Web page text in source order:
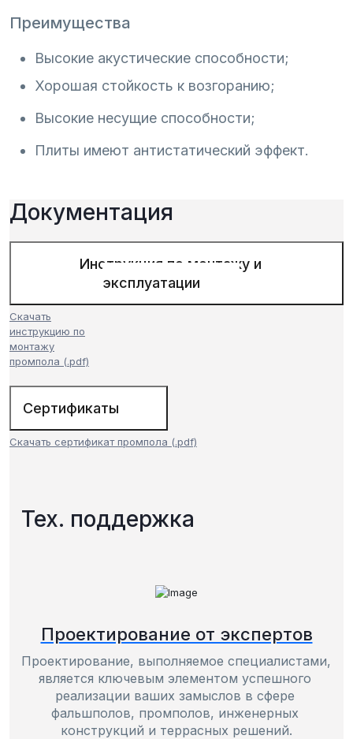
Преимущества
Высокие акустические способности;
Хорошая стойкость к возгоранию;
Высокие несущие способности;
Плиты имеют антистатический эффект.
Документация
Инструкция по монтажу и
эксплуатации
Скачать
инструкцию по
монтажу
промпола (.pdf)
Сертификаты
Скачать сертификат промпола (.pdf)
Тех. поддержка
Проектирование от экспертов
Проектирование, выполняемое специалистами,
является ключевым элементом успешного
реализации ваших замыслов в сфере
фальшполов, промполов, инженерных
конструкций и террасных решений.